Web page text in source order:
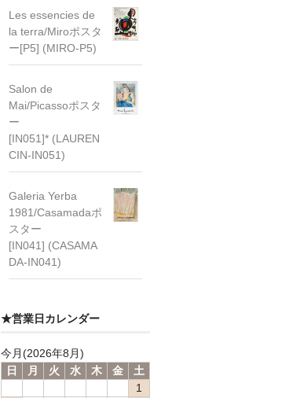
Les essencies de
la terra/Miroポスタ
ー[P5] (MIRO-P5)
Salon de
Mai/Picassoポスタ
ー
[IN051]* (LAUREN
CIN-IN051)
Galeria Yerba
1981/Casamadaポ
スター
[IN041] (CASAMA
DA-IN041)
★営業日カレンダー
今月(2026年8月)
日
月 火 水 木 金
土
1